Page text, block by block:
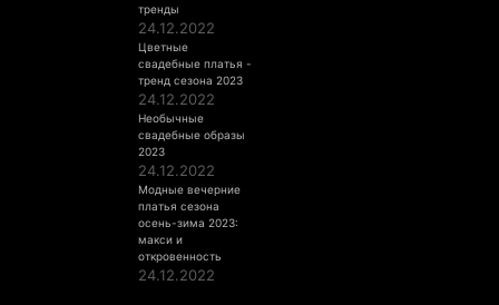
тренды
24.12.2022
Цветные
свадебные платья -
тренд сезона 2023
24.12.2022
Необычные
свадебные образы
2023
24.12.2022
Модные вечерние
платья сезона
осень-зима 2023:
макси и
откровенность
24.12.2022